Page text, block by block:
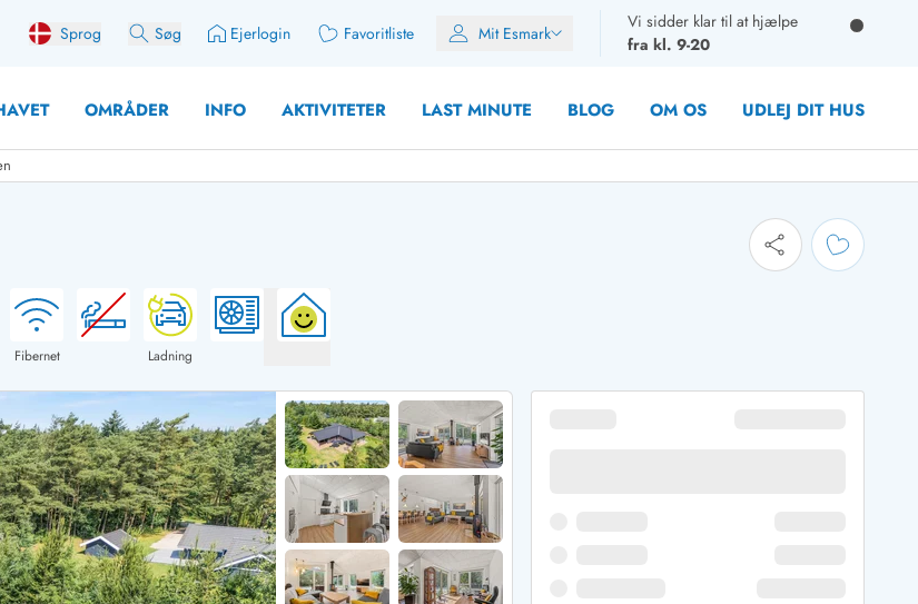
Sprog Søg Ejerlogin Favoritliste Mit Esmark
Vi sidder klar til at hjælpe
fra kl. 9-20
OMRÅDER INFO AKTIVITETER LAST MINUTE BLOG OM OS UDLEJ DIT HUS
til fangsten
Sommerhuse for 10 personer
Sommerhuse for 12 Personer
Sommerhuse i påskeferien
Sommerhuse i sommerferien
Sommerhuse i efterårsferien
Sommerhuse i vinterferien
Sommerhuse i juleferien
Sommerhuse til nytår
Fibernet Ladning